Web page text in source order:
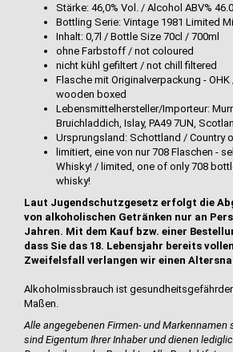
Stärke: 46,0% Vol. / Alcohol ABV% 46.0
Bottling Serie: Vintage 1981 Limited
Inhalt: 0,7l / Bottle Size 70cl / 700ml
ohne Farbstoff / not coloured
nicht kühl gefiltert / not chill filtered
Flasche mit Originalverpackung -
wooden boxed
Lebensmittelhersteller/Importeur:
Bruichladdich, Islay, PA49 7UN,
Ursprungsland: Schottland / Country
limitiert, eine von nur 708 Flaschen -
Whisky! / limited, one of only 708
whisky!
Laut Jugendschutzgesetz erfolgt die
von alkoholischen Getränken nur an
Jahren. Mit dem Kauf bzw. einer
dass Sie das 18. Lebensjahr bereits
Zweifelsfall verlangen wir einen
Alkoholmissbrauch ist
Maßen.
Alle angegebenen Firmen- und Markennamen
sind Eigentum Ihrer Inhaber und dienen